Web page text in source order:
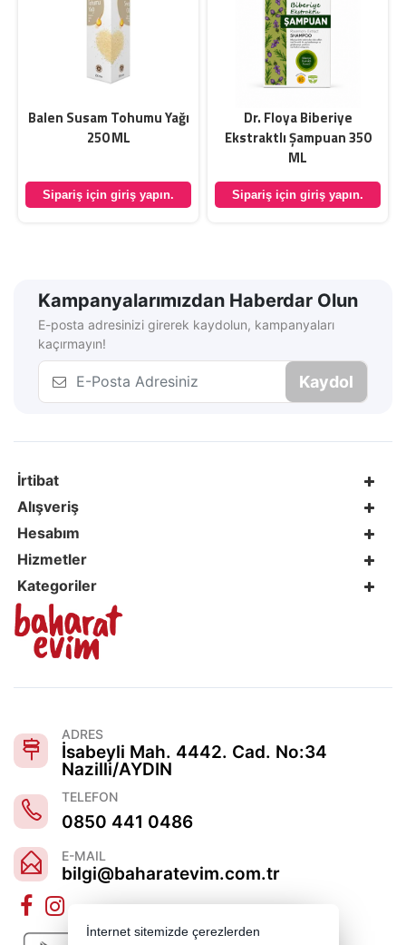
Balen Susam Tohumu Yağı
250 ML
Sipariş için giriş yapın.
Dr. Floya Biberiye
Ekstraktlı Şampuan 350
ML
Sipariş için giriş yapın.
Kampanyalarımızdan Haberdar Olun
E-posta adresinizi girerek kaydolun, kampanyaları
kaçırmayın!
Kaydol
İrtibat
Alışveriş
Hesabım
Hizmetler
Kategoriler
ADRES
İsabeyli Mah. 4442. Cad. No:34
Nazilli/AYDIN
TELEFON
0850 441 0486
E-MAIL
bilgi@baharatevim.com.tr
İnternet sitemizde çerezlerden